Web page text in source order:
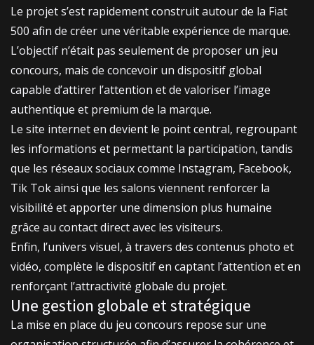
Le projet s’est rapidement construit autour de la Fiat
500 afin de créer une véritable expérience de marque.
L’objectif n’était pas seulement de proposer un jeu
concours, mais de concevoir un dispositif global
capable d’attirer l’attention et de valoriser l’image
authentique et premium de la marque.
Le site internet en devient le point central, regroupant
les informations et permettant la participation, tandis
que les réseaux sociaux comme Instagram, Facebook,
Tik Tok ainsi que les salons viennent renforcer la
visibilité et apporter une dimension plus humaine
grâce au contact direct avec les visiteurs.
Enfin, l’univers visuel, à travers des contenus photo et
vidéo, complète le dispositif en captant l’attention et en
renforçant l’attractivité globale du projet.
Une gestion globale et stratégique
La mise en place du jeu concours repose sur une